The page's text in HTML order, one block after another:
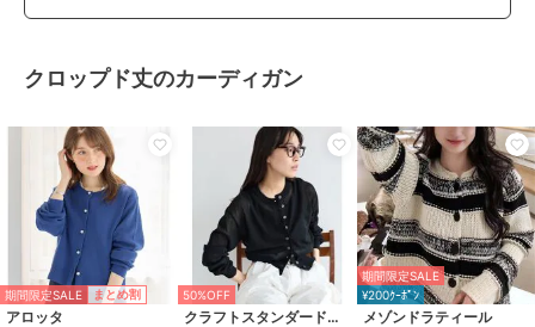
クロップド丈のカーディガン
期間限定SALE まとめ割
アロッタ
50%OFF
クラフトスタンダードブティック
期間限定SALE
¥200ｸｰﾎﾟﾝ
メゾンドラティール